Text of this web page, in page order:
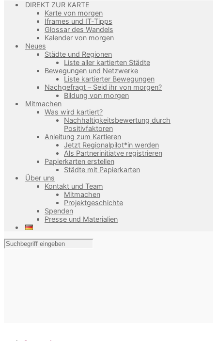
DIREKT ZUR KARTE
Karte von morgen
Iframes und IT-Tipps
Glossar des Wandels
Kalender von morgen
Neues
Städte und Regionen
Liste aller kartierten Städte
Bewegungen und Netzwerke
Liste kartierter Bewegungen
Nachgefragt – Seid ihr von morgen?
Bildung von morgen
Mitmachen
Was wird kartiert?
Nachhaltigkeitsbewertung durch
Positivfaktoren
Anleitung zum Kartieren
Jetzt Regionalpilot*in werden
Als Partnerinitiatve registrieren
Papierkarten erstellen
Städte mit Papierkarten
Über uns
Kontakt und Team
Mitmachen
Projektgeschichte
Spenden
Presse und Materialien